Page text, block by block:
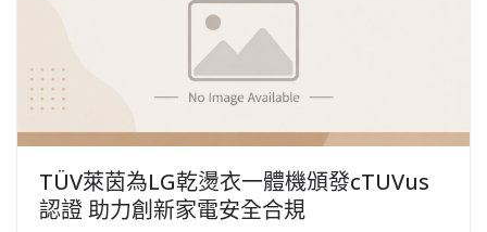
TÜV萊茵為LG乾燙衣一體機頒發cTUVus
認證 助力創新家電安全合規